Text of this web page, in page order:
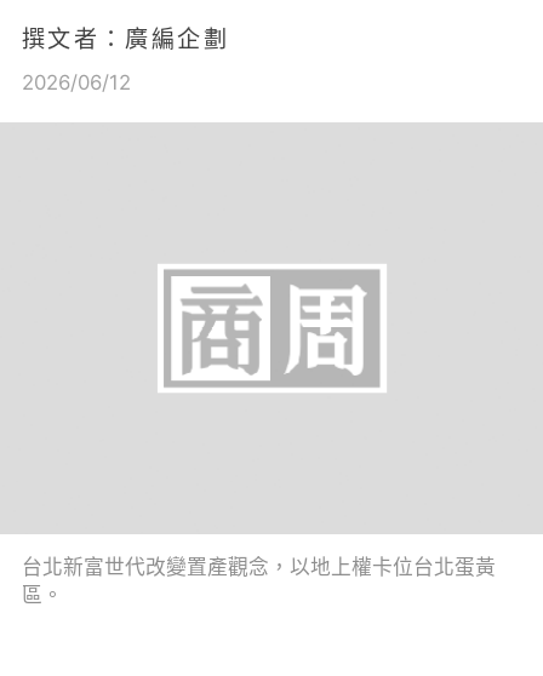
撰文者：廣編企劃
2026/06/12
台北新富世代改變置產觀念，以地上權卡位台北蛋黃
區。